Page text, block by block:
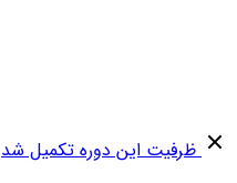
ظرفیت این دوره تکمیل شد